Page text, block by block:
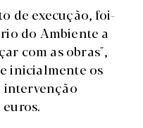
de execução, foi-
do Ambiente a
com as obras",
inicialmente os
intervenção